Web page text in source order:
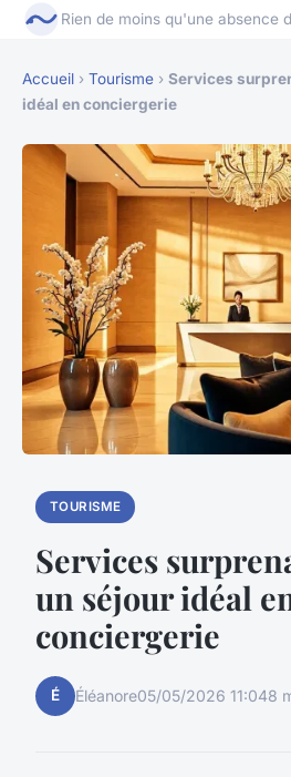
Rien de moins qu'une absence
Accueil › Tourisme › Services
idéal en conciergerie
TOURISME
Services
un séjour idéal
conciergerie
É Éléanore05/05/2026 11:048